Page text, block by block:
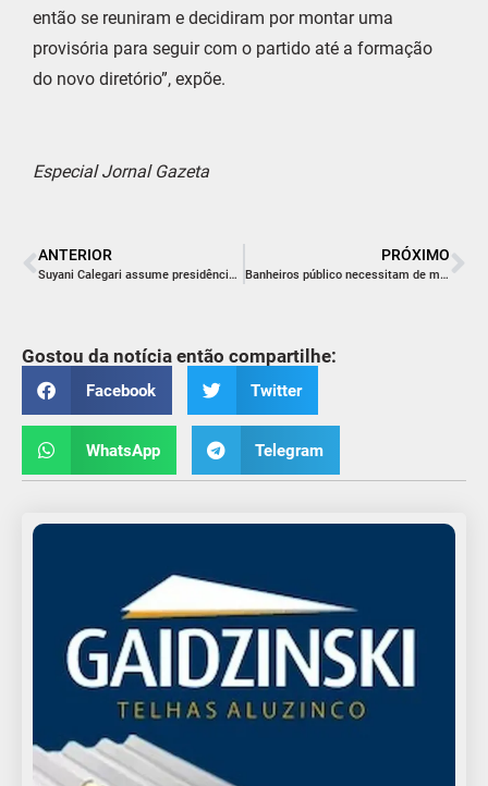
então se reuniram e decidiram por montar uma
provisória para seguir com o partido até a formação
do novo diretório”, expõe.
Especial Jornal Gazeta
ANTERIOR
Suyani Calegari assume presidência da JPP
PRÓXIMO
Banheiros público necessitam de manutenção
Gostou da notícia então compartilhe:
Facebook Twitter
WhatsApp Telegram